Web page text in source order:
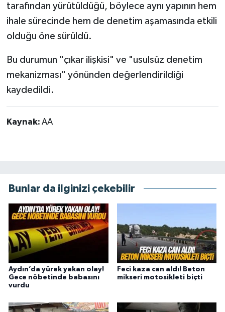
tarafından yürütüldüğü, böylece aynı yapının hem
ihale sürecinde hem de denetim aşamasında etkili
olduğu öne sürüldü.
Bu durumun "çıkar ilişkisi" ve "usulsüz denetim
mekanizması" yönünden değerlendirildiği
kaydedildi.
Kaynak: AA
Bunlar da ilginizi çekebilir
Aydın’da yürek yakan olay!
Gece nöbetinde babasını
vurdu
Feci kaza can aldı! Beton
mikseri motosikleti biçti